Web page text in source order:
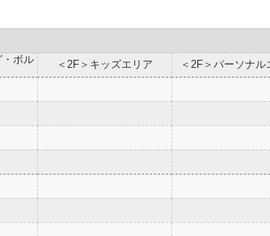
・ボル
＜2F＞キッズエリア
＜2F＞パーソナル